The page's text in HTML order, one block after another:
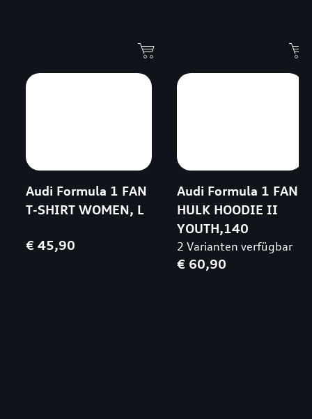
Audi Formula 1 FAN
T-SHIRT WOMEN, L
€ 45,90
Audi Formula 1 FAN
HULK HOODIE II
YOUTH,140
2 Varianten verfügbar
€ 60,90